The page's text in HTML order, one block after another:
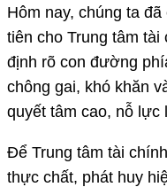
Hôm nay, chúng ta
tiên cho Trung tâm
định rõ con đường
chông gai, khó khăn
quyết tâm cao, nỗ lực
Để Trung tâm tài
thực chất, phát huy